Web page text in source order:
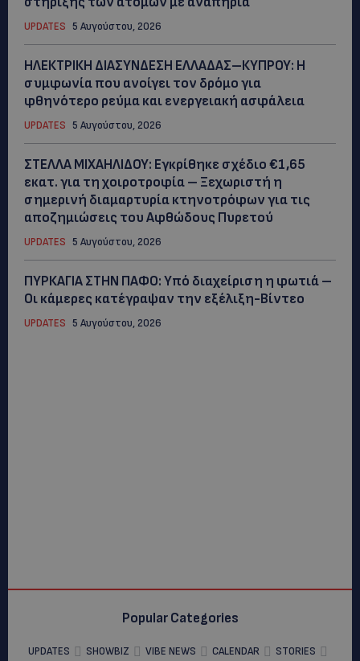
UPDATES 5 Αυγούστου, 2026
ΗΛΕΚΤΡΙΚΗ ΔΙΑΣΥΝΔΕΣΗ ΕΛΛΑΔΑΣ–ΚΥΠΡΟΥ: Η
συμφωνία που ανοίγει τον δρόμο για
φθηνότερο ρεύμα και ενεργειακή ασφάλεια
UPDATES 5 Αυγούστου, 2026
ΣΤΕΛΛΑ ΜΙΧΑΗΛΙΔΟΥ: Εγκρίθηκε σχέδιο €1,65
εκατ. για τη χοιροτροφία – Ξεχωριστή η
σημερινή διαμαρτυρία κτηνοτρόφων για τις
αποζημιώσεις του Αφθώδους Πυρετού
UPDATES 5 Αυγούστου, 2026
ΠΥΡΚΑΓΙΑ ΣΤΗΝ ΠΑΦΟ: Υπό διαχείριση η φωτιά –
Οι κάμερες κατέγραψαν την εξέλιξη-Βίντεο
UPDATES 5 Αυγούστου, 2026
Popular Categories
UPDATES SHOWBIZ VIBE NEWS CALENDAR
STORIES